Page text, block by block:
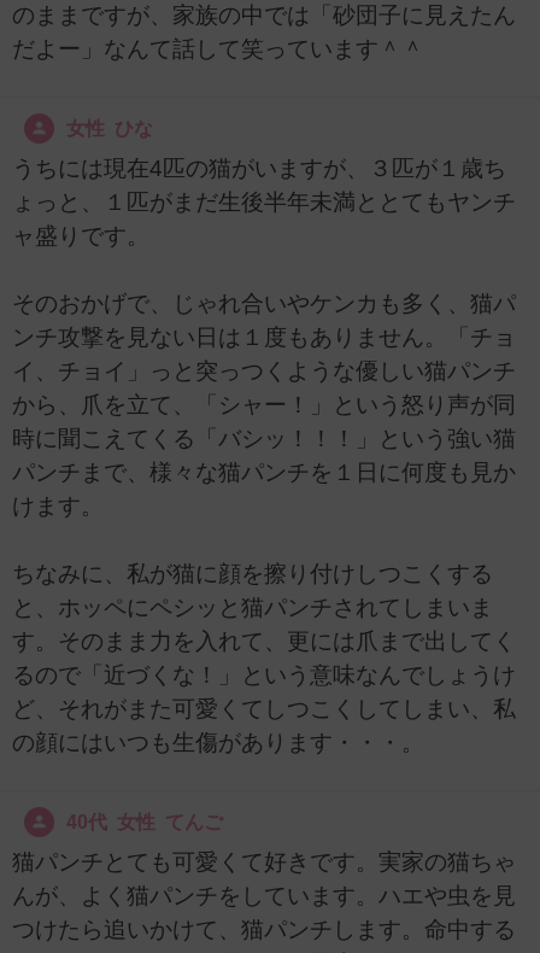
のままですが、家族の中では「砂団子に見えたん
だよー」なんて話して笑っています＾＾
女性 ひな
うちには現在4匹の猫がいますが、３匹が１歳ち
ょっと、１匹がまだ生後半年未満ととてもヤンチ
ャ盛りです。
そのおかげで、じゃれ合いやケンカも多く、猫パ
ンチ攻撃を見ない日は１度もありません。「チョ
イ、チョイ」っと突っつくような優しい猫パンチ
から、爪を立て、「シャー！」という怒り声が同
時に聞こえてくる「バシッ！！！」という強い猫
パンチまで、様々な猫パンチを１日に何度も見か
けます。
ちなみに、私が猫に顔を擦り付けしつこくする
と、ホッペにペシッと猫パンチされてしまいま
す。そのまま力を入れて、更には爪まで出してく
るので「近づくな！」という意味なんでしょうけ
ど、それがまた可愛くてしつこくしてしまい、私
の顔にはいつも生傷があります・・・。
40代 女性 てんご
猫パンチとても可愛くて好きです。実家の猫ちゃ
んが、よく猫パンチをしています。ハエや虫を見
つけたら追いかけて、猫パンチします。命中する